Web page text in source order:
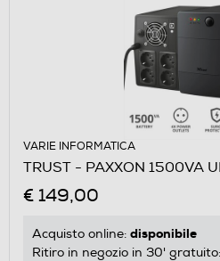
VARIE INFORMATICA
TRUST - PAXXON 1500VA
€ 149,00
Acquisto online: disponibile
Ritiro in negozio in 30' gratuito: